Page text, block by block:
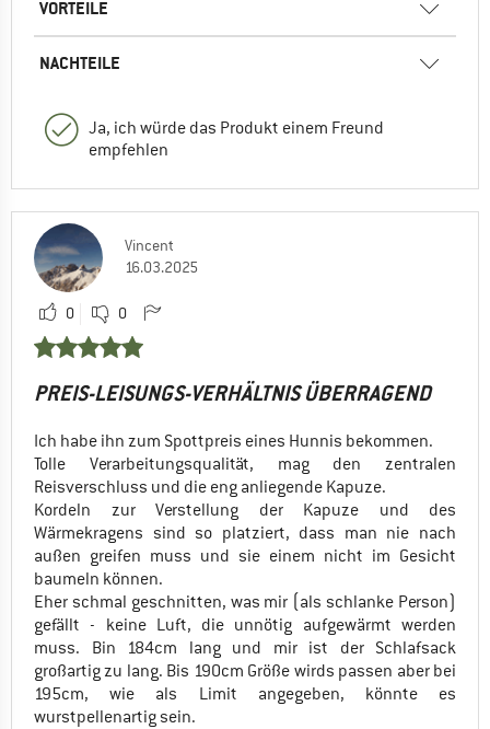
VORTEILE
NACHTEILE
Ja, ich würde das Produkt einem Freund
empfehlen
Vincent
16.03.2025
0 0
PREIS-LEISUNGS-VERHÄLTNIS ÜBERRAGEND
Ich habe ihn zum Spottpreis eines Hunnis bekommen.
Tolle Verarbeitungsqualität, mag den zentralen
Reisverschluss und die eng anliegende Kapuze.
Kordeln zur Verstellung der Kapuze und des
Wärmekragens sind so platziert, dass man nie nach
außen greifen muss und sie einem nicht im Gesicht
baumeln können.
Eher schmal geschnitten, was mir (als schlanke Person)
gefällt - keine Luft, die unnötig aufgewärmt werden
muss. Bin 184cm lang und mir ist der Schlafsack
großartig zu lang. Bis 190cm Größe wirds passen aber bei
195cm, wie als Limit angegeben, könnte es
wurstpellenartig sein.